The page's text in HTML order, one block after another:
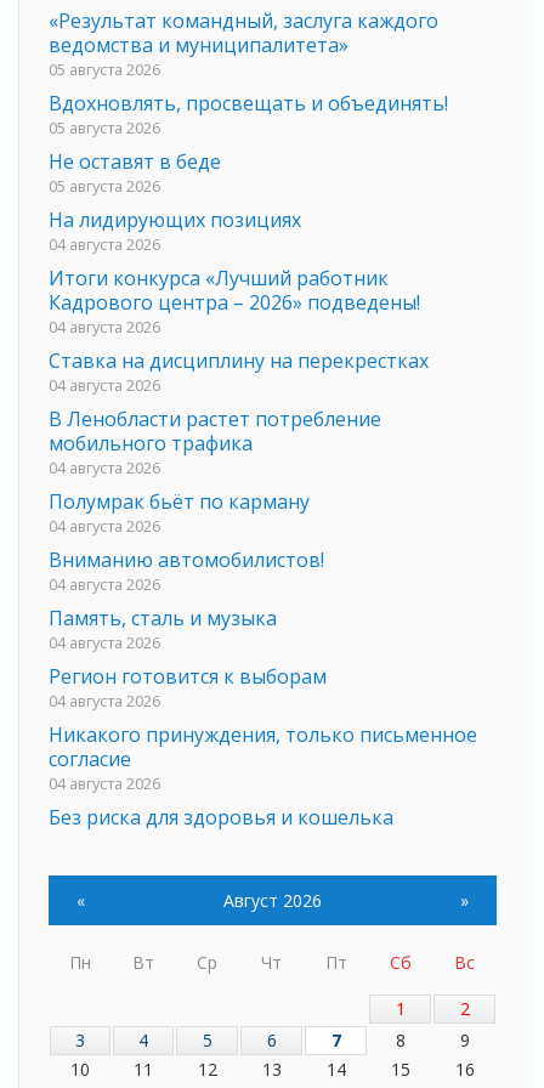
«Результат командный, заслуга каждого
ведомства и муниципалитета»
05 августа 2026
Вдохновлять, просвещать и объединять!
05 августа 2026
Не оставят в беде
05 августа 2026
На лидирующих позициях
04 августа 2026
Итоги конкурса «Лучший работник
Кадрового центра – 2026» подведены!
04 августа 2026
Ставка на дисциплину на перекрестках
04 августа 2026
В Ленобласти растет потребление
мобильного трафика
04 августа 2026
Полумрак бьёт по карману
04 августа 2026
Вниманию автомобилистов!
04 августа 2026
Память, сталь и музыка
04 августа 2026
Регион готовится к выборам
04 августа 2026
Никакого принуждения, только письменное
согласие
04 августа 2026
Без риска для здоровья и кошелька
Важная информация
04 августа 2026
Что делать со сбережениями
04 августа 2026
Ленобласть повышает производительность
труда в ЖКХ
« Август 2026 »
Пн Вт Ср Чт Пт Сб
Вс
1
2
3
4 5 6 7 8
9
10
11 12 13 14 15
16